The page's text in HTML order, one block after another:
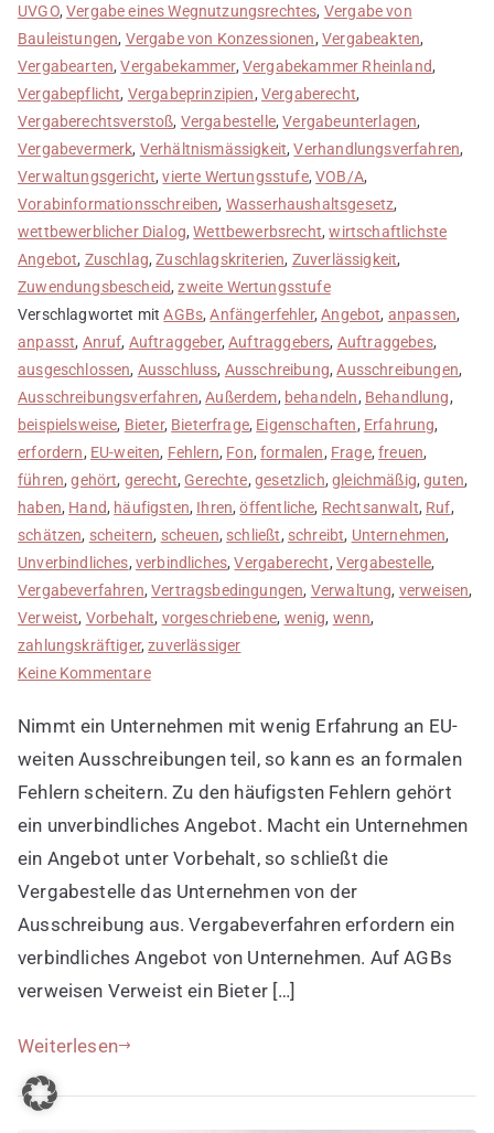
UVGO,Vergabe eines Wegnutzungsrechtes, Vergabe von
Bauleistungen, Vergabe von Konzessionen, Vergabeakten,
Vergabearten,Vergabekammer, Vergabekammer Rheinland,
Vergabepflicht, Vergabeprinzipien, Vergaberecht,
Vergaberechtsverstoß, Vergabestelle,Vergabeunterlagen,
Vergabevermerk, Verhältnismässigkeit,Verhandlungsverfahren,
Verwaltungsgericht,vierte Wertungsstufe,VOB/A,
Vorabinformationsschreiben, Wasserhaushaltsgesetz,
wettbewerblicher Dialog,Wettbewerbsrecht,wirtschaftlichste
Angebot, Zuschlag,Zuschlagskriterien, Zuverlässigkeit,
Zuwendungsbescheid,zweite Wertungsstufe
Verschlagwortet mitAGBs,Anfängerfehler,Angebot, anpassen,
anpasst, Anruf, Auftraggeber,Auftraggebers, Auftraggebes,
ausgeschlossen, Ausschluss, Ausschreibung,Ausschreibungen,
Ausschreibungsverfahren,Außerdem, behandeln, Behandlung,
beispielsweise, Bieter, Bieterfrage, Eigenschaften, Erfahrung,
erfordern, EU-weiten, Fehlern, Fon,formalen, Frage,freuen,
führen,gehört, gerecht, Gerechte,gesetzlich,gleichmäßig,guten,
haben, Hand, häufigsten, Ihren,öffentliche, Rechtsanwalt, Ruf,
schätzen, scheitern, scheuen, schließt, schreibt, Unternehmen,
Unverbindliches, verbindliches,Vergaberecht, Vergabestelle,
Vergabeverfahren,Vertragsbedingungen, Verwaltung, verweisen,
Verweist, Vorbehalt, vorgeschriebene, wenig, wenn,
zahlungskräftiger,zuverlässiger
Keine Kommentarezu
2:
Unverbindliches
Angebot
Nimmt ein Unternehmen mit wenig Erfahrung an EU-
weiten Ausschreibungen teil, so kann es an formalen
Fehlern scheitern. Zu den häufigsten Fehlern gehört
ein unverbindliches Angebot. Macht ein Unternehmen
ein Angebot unter Vorbehalt, so schließt die
Vergabestelle das Unternehmen von der
Ausschreibung aus. Vergabeverfahren erfordern ein
verbindliches Angebot von Unternehmen. Auf AGBs
verweisen Verweist ein Bieter […]
Weiterlesen